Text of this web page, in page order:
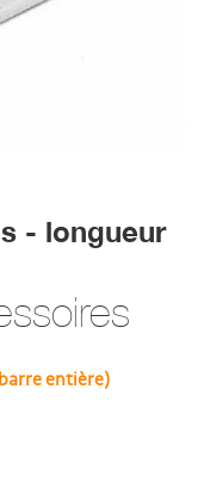
- longueur
entière)